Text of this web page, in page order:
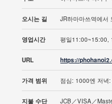
오시는 길 JR하마마쓰역에서
영업시간 평일11:00~15:00,
URL https://
가격 범위 점심: 1000엔 저녁
지불 수단 JCB／VISA／